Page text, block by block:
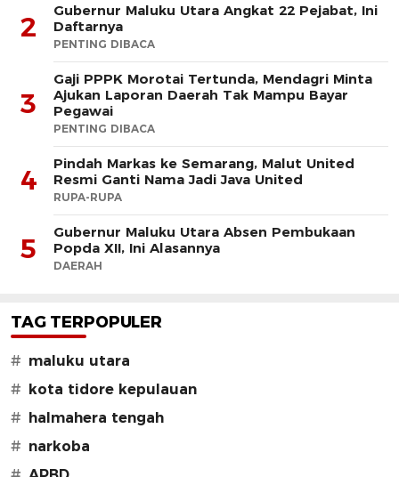
2
Gubernur Maluku Utara Angkat 22 Pejabat, Ini
Daftarnya
PENTING DIBACA
3
Gaji PPPK Morotai Tertunda, Mendagri Minta
Ajukan Laporan Daerah Tak Mampu Bayar
Pegawai
PENTING DIBACA
4
Pindah Markas ke Semarang, Malut United
Resmi Ganti Nama Jadi Java United
RUPA-RUPA
5
Gubernur Maluku Utara Absen Pembukaan
Popda XII, Ini Alasannya
DAERAH
TAG TERPOPULER
# maluku utara
# kota tidore kepulauan
# halmahera tengah
# narkoba